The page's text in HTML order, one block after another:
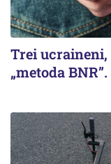
Trei
„metoda